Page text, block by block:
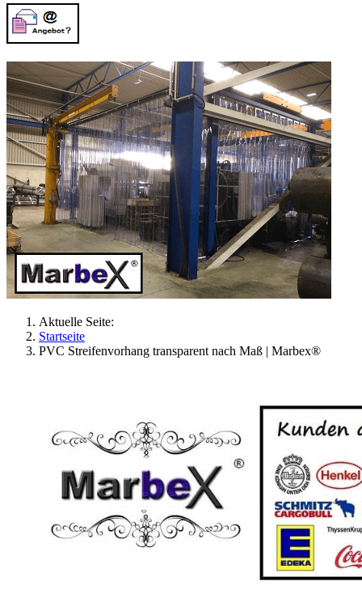
Aktuelle Seite:
Startseite
PVC Streifenvorhang transparent nach Maß | Marbex®